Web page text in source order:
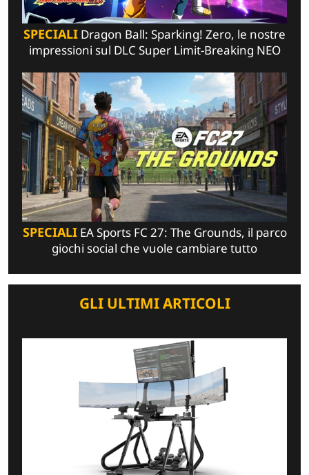
SPECIALI Dragon Ball: Sparking! Zero, le nostre
impressioni sul DLC Super Limit-Breaking NEO
SPECIALIEA Sports FC 27: The Grounds, il parco
giochi social che vuole cambiare tutto
GLI ULTIMI ARTICOLI